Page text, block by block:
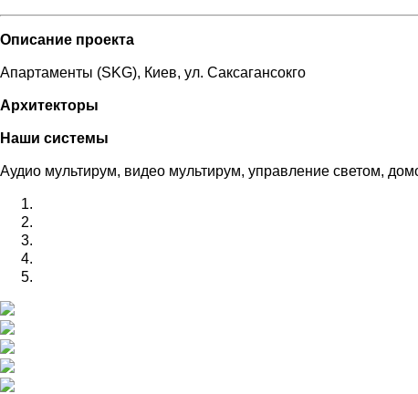
Описание проекта
Апартаменты (SKG), Киев, ул. Саксагансокго
Архитекторы
Наши системы
Аудио мультирум, видео мультирум, управление светом,